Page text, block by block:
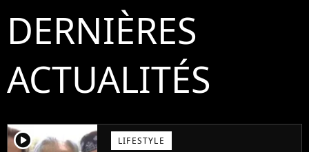
DERNIÈRES
ACTUALITÉS
player2 LIFESTYLE